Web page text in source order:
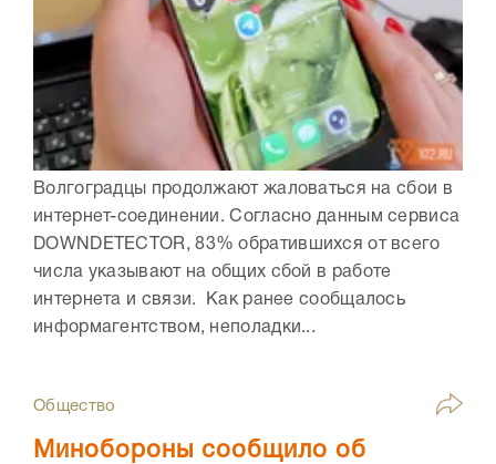
Волгоградцы продолжают жаловаться на сбои в
интернет-соединении. Согласно данным сервиса
DOWNDETECTOR, 83% обратившихся от всего
числа указывают на общих сбой в работе
интернета и связи. Как ранее сообщалось
информагентством, неполадки...
Общество
Минобороны сообщило об